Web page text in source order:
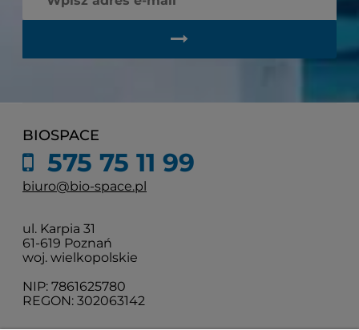
BIOSPACE
575 75 11 99
biuro@bio-space.pl
ul. Karpia 31
61-619 Poznań
woj. wielkopolskie
NIP: 7861625780
REGON: 302063142